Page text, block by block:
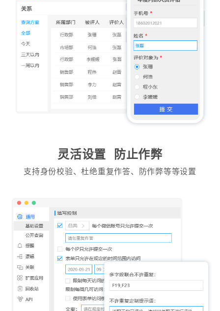
灵活设置 防止作弊
支持身份校验、杜绝重复作答、防作弊等等设置